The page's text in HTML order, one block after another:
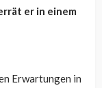
er in einem
Erwartungen in